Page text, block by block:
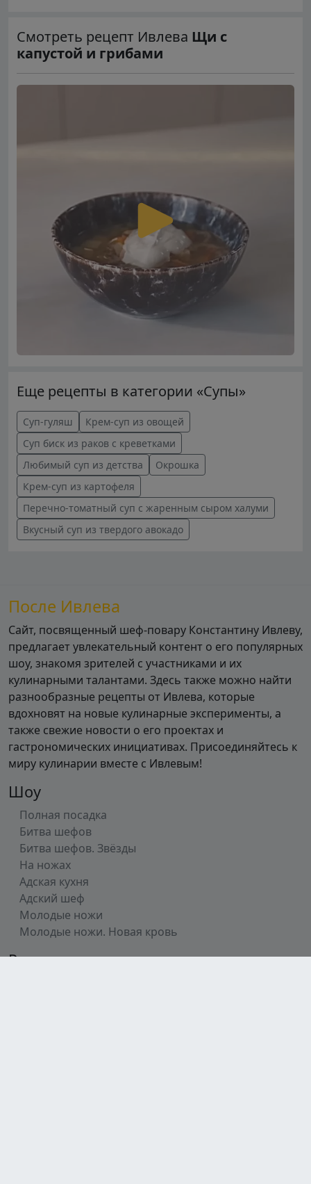
Смотреть рецепт Ивлева Щи с
капустой и грибами
Еще рецепты в категории «Супы»
Суп-гуляш
Крем-суп из овощей
Суп биск из раков с креветками
Любимый суп из детства
Окрошка
Крем-суп из картофеля
Перечно-томатный суп с жаренным сыром халуми
Вкусный суп из твердого авокадо
После Ивлева
Сайт, посвященный шеф-повару Константину Ивлеву,
предлагает увлекательный контент о его популярных
шоу, знакомя зрителей с участниками и их
кулинарными талантами. Здесь также можно найти
разнообразные рецепты от Ивлева, которые
вдохновят на новые кулинарные эксперименты, а
также свежие новости о его проектах и
гастрономических инициативах. Присоединяйтесь к
миру кулинарии вместе с Ивлевым!
Шоу
Полная посадка
Битва шефов
Битва шефов. Звёзды
На ножах
Адская кухня
Адский шеф
Молодые ножи
Молодые ножи. Новая кровь
Разделы